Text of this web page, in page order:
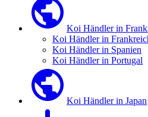
Koi Händler in
Koi Händler in
Koi Händler in Spanien
Koi Händler in Portugal
Koi Händler in Japan